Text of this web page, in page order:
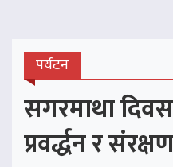
पर्यटन
सगरमाथा
प्रवर्द्धन र